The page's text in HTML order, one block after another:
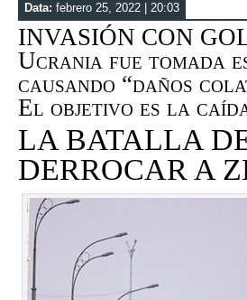
Data: febrero 25, 2022 | 20:03
INVASIÓN CON
Ucrania fue tomada
causando “daños
El objetivo es la
LA BATALLA
DERROCAR A